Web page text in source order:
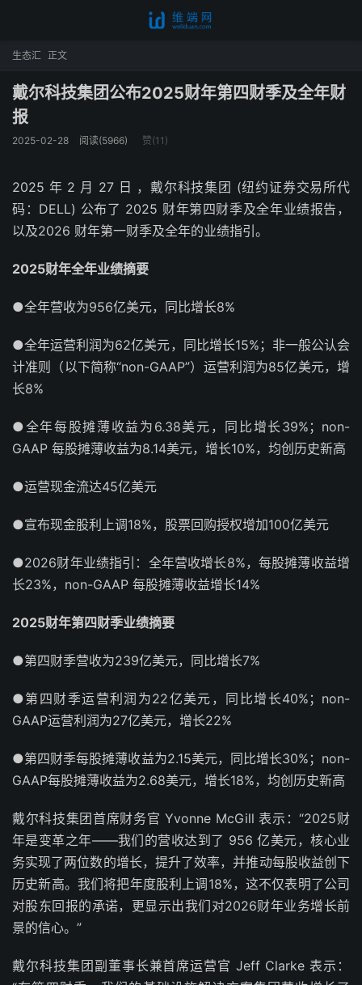
生态汇 正文
戴尔科技集团公布2025财年第四财季及全年财
报
2025-02-28 阅读(5966) 赞(11 )
2025 年 2 月 27 日 ，戴尔科技集团 (纽约证券交易所代
码：DELL) 公布了 2025 财年第四财季及全年业绩报告，
以及2026 财年第一财季及全年的业绩指引。
2025财年全年业绩摘要
●全年营收为956亿美元，同比增长8%
●全年运营利润为62亿美元，同比增长15%；非一般公认会
计准则（以下简称“non-GAAP”）运营利润为85亿美元，增
长8%
●全年每股摊薄收益为6.38美元，同比增长39%；non-
GAAP 每股摊薄收益为8.14美元，增长10%，均创历史新高
●运营现金流达45亿美元
●宣布现金股利上调18%，股票回购授权增加100亿美元
●2026财年业绩指引：全年营收增长8%，每股摊薄收益增
长23%，non-GAAP 每股摊薄收益增长14%
2025财年第四财季业绩摘要
●第四财季营收为239亿美元，同比增长7%
●第四财季运营利润为22亿美元，同比增长40%；non-
GAAP运营利润为27亿美元，增长22%
●第四财季每股摊薄收益为2.15美元，同比增长30%；non-
GAAP每股摊薄收益为2.68美元，增长18%，均创历史新高
戴尔科技集团首席财务官 Yvonne McGill 表示：“2025财
年是变革之年——我们的营收达到了 956 亿美元，核心业
务实现了两位数的增长，提升了效率，并推动每股收益创下
历史新高。我们将把年度股利上调18%，这不仅表明了公司
对股东回报的承诺，更显示出我们对2026财年业务增长前
景的信心。”
戴尔科技集团副董事长兼首席运营官 Jeff Clarke 表示：